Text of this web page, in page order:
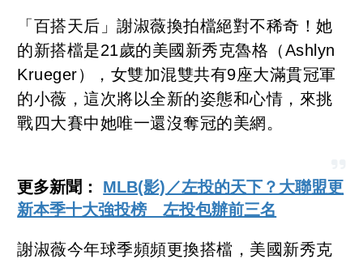
「百搭天后」謝淑薇換拍檔絕對不稀奇！她
的新搭檔是21歲的美國新秀克魯格（Ashlyn
Krueger），女雙加混雙共有9座大滿貫冠軍
的小薇，這次將以全新的姿態和心情，來挑
戰四大賽中她唯一還沒奪冠的美網。
更多新聞： MLB(影)／左投的天下？大聯盟更
新本季十大強投榜 左投包辦前三名
謝淑薇今年球季頻頻更換搭檔，美國新秀克